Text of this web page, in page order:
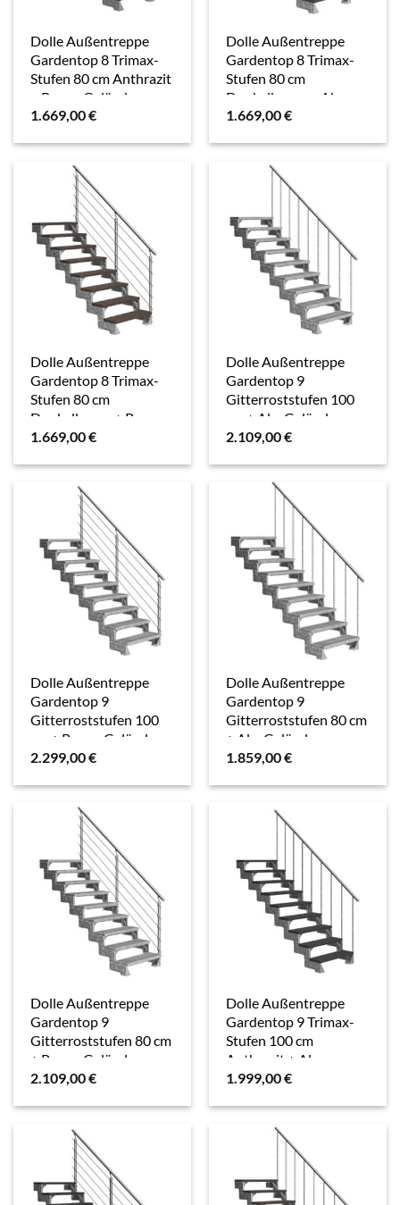
Dolle Außentreppe
Gardentop 8 Trimax-
Stufen 80 cm Anthrazit
+ Prova-Geländer
1.669,00€
Dolle Außentreppe
Gardentop 8 Trimax-
Stufen 80 cm
Dunkelbraun + Alu-
Geländer
1.669,00€
Dolle Außentreppe
Gardentop 8 Trimax-
Stufen 80 cm
Dunkelbraun + Prova-
Geländer
1.669,00€
Dolle Außentreppe
Gardentop 9
Gitterroststufen 100
cm + Alu-Geländer
2.109,00€
Dolle Außentreppe
Gardentop 9
Gitterroststufen 100
cm + Prova-Geländer
2.299,00€
Dolle Außentreppe
Gardentop 9
Gitterroststufen 80 cm
+ Alu-Geländer
1.859,00€
Dolle Außentreppe
Gardentop 9
Gitterroststufen 80 cm
+ Prova-Geländer
2.109,00€
Dolle Außentreppe
Gardentop 9 Trimax-
Stufen 100 cm
Anthrazit + Alu-
Geländer
1.999,00€